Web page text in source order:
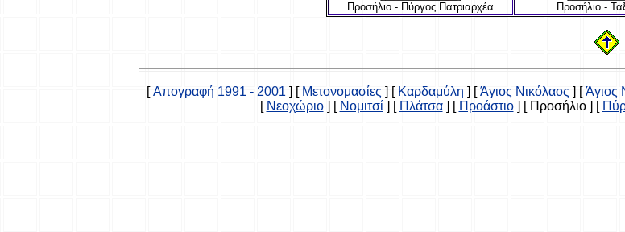
Προσήλιο - Πύργος Πατριαρχέα Προσήλιο -
[Απογραφή 1991 - 2001 ] [ Μετονομασίες ] [ Καρδαμύλη ] [Άγιος Νικόλαος ] [Άγιος
[ Νεοχώριο] [ Νομιτσί ] [ Πλάτσα] [ Προάστιο] [ Προσήλιο ] [